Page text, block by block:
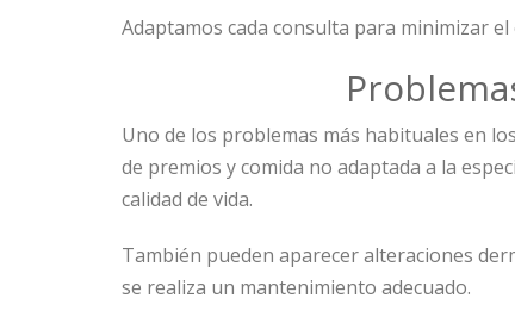
Adaptamos cada consulta para minimizar
Uno de los problemas más habituales en
de premios y comida no adaptada a la
calidad de vida.
También pueden aparecer alteraciones
se realiza un mantenimiento adecuado.